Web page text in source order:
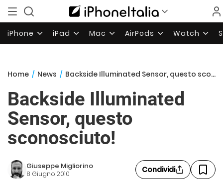
iPhone iPad Mac AirPods Watch
Home / News / Backside Illuminated Sensor, questo sconosciuto!
Backside Illuminated
Sensor, questo
sconosciuto!
Giuseppe Migliorino
8 Giugno 2010 Condividi